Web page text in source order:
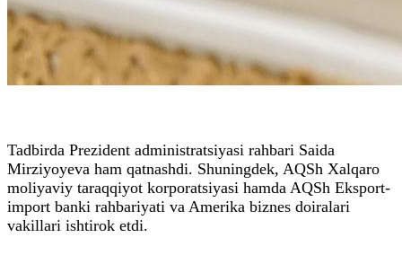
Tadbirda Prezident administratsiyasi rahbari Saida
Mirziyoyeva ham qatnashdi. Shuningdek, AQSh Xalqaro
moliyaviy taraqqiyot korporatsiyasi hamda AQSh Eksport-
import banki rahbariyati va Amerika biznes doiralari
vakillari ishtirok etdi.